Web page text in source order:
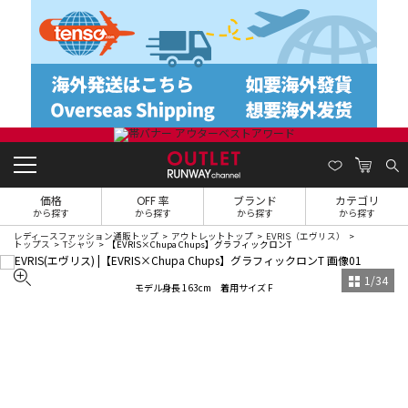
価格
から探す
OFF 率
から探す
ブランド
から探す
カテゴリ
から探す
レディースファッション通販トップ アウトレットトップ EVRIS（エヴリス）
トップス Tシャツ 【EVRIS×Chupa Chups】グラフィックロンT
モデル身長 163cm 着用サイズ F 1 /34